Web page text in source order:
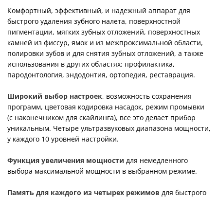
Комфортный, эффективный, и надежный аппарат для
быстрого удаления зубного налета, поверхностной
пигментации, мягких зубных отложений, поверхностных
камней из фиссур, ямок и из межпроксимальной области,
полировки зубов и для снятия зубных отложений, а также
использования в других областях: профилактика,
пародонтология, эндодонтия, ортопедия, реставрация.
Широкий выбор настроек, возможность сохранения
программ, цветовая кодировка насадок, режим промывки
(с наконечником для скайлинга), все это делает прибор
уникальным. Четыре ультразвуковых диапазона мощности,
у каждого 10 уровней настройки.
Функция увеличения мощности для немедленного
выбора максимальной мощности в выбранном режиме.
Память для каждого из четырех режимов для быстрого